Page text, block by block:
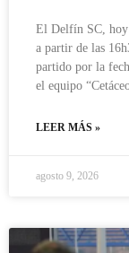
El Delfín SC, hoy
a partir de las
partido por la
el equipo
LEER MÁS »
agosto 9, 2026